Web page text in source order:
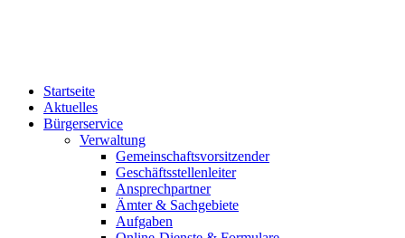
Startseite
Aktuelles
Bürgerservice
Verwaltung
Gemeinschaftsvorsitzender
Geschäftsstellenleiter
Ansprechpartner
Ämter & Sachgebiete
Aufgaben